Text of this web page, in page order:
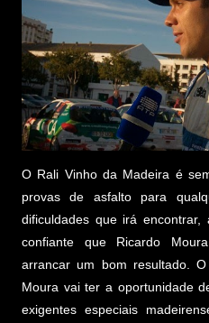
O Rali Vinho da Madeira é
provas de asfalto para
dificuldades que irá
confiante que Ricardo
arrancar um bom resultado.
Moura vai ter a oportunidade
exigentes especiais